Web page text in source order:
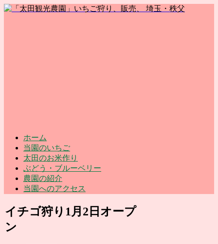
ホーム
当園のいちご
太田のお米作り
ぶどう・ブルーベリー
農園の紹介
当園へのアクセス
イチゴ狩り1月2日オープ
ン